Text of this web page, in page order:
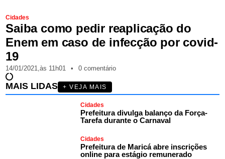
Cidades
Saiba como pedir reaplicação do
Enem em caso de infecção por covid-
19
14/01/2021,às 11h01 • 0 comentário
MAIS LIDAS + VEJA MAIS
Cidades
Prefeitura divulga balanço da Força-
Tarefa durante o Carnaval
Cidades
Prefeitura de Maricá abre inscrições
online para estágio remunerado